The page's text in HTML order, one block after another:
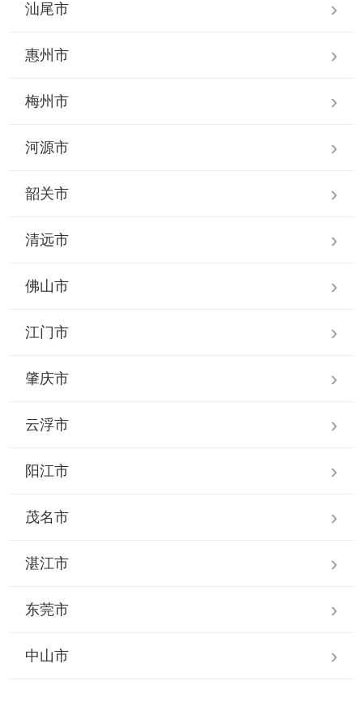
汕尾市
惠州市
梅州市
河源市
韶关市
清远市
佛山市
江门市
肇庆市
云浮市
阳江市
茂名市
湛江市
东莞市
中山市